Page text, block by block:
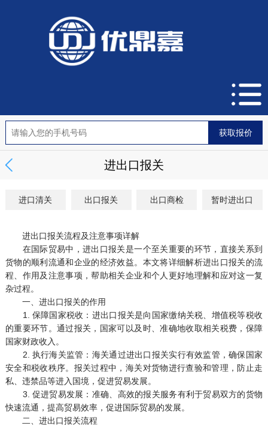
进出口报关
进口清关 出口报关 出口商检 暂时进出口
进出口报关流程及注意事项详解
在国际贸易中，进出口报关是一个至关重要的环节，直接关系到
货物的顺利流通和企业的经济效益。本文将详细解析进出口报关的流
程、作用及注意事项，帮助相关企业和个人更好地理解和应对这一复
杂过程。
一、进出口报关的作用
1. 保障国家税收：进出口报关是向国家缴纳关税、增值税等税收
的重要环节。通过报关，国家可以及时、准确地收取相关税费，保障
国家财政收入。
2. 执行海关监管：海关通过进出口报关实行有效监管，确保国家
安全和税收秩序。报关过程中，海关对货物进行查验和管理，防止走
私、违禁品等进入国境，促进贸易发展。
3. 促进贸易发展：准确、高效的报关服务有利于贸易双方的货物
快速流通，提高贸易效率，促进国际贸易的发展。
二、进出口报关流程